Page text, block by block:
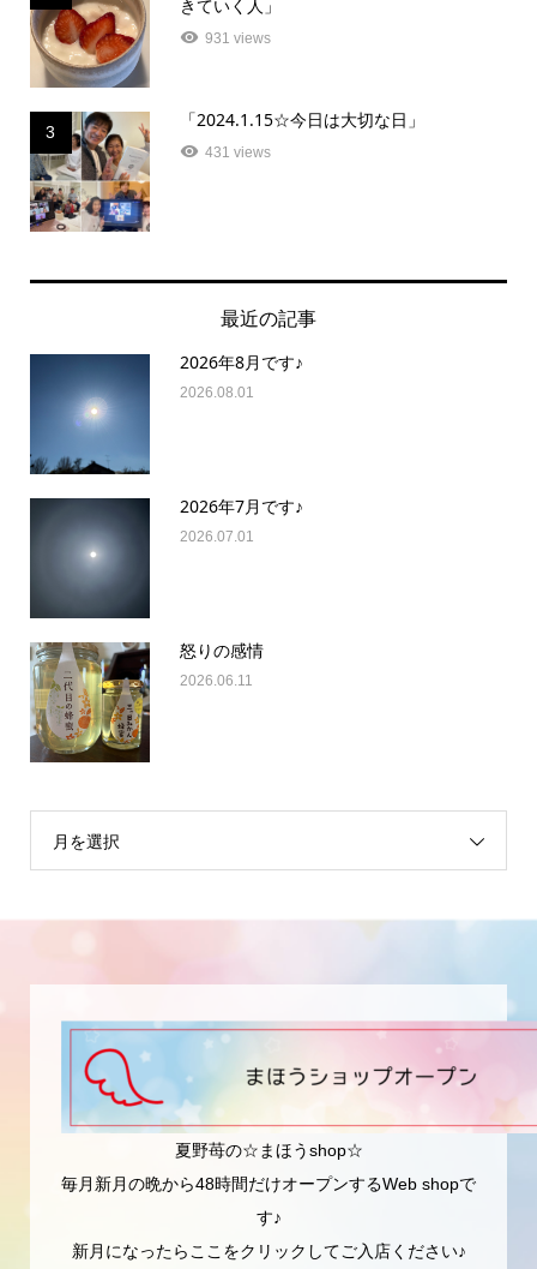
きていく人」
931 views
3
「2024.1.15☆今日は大切な日」
431 views
最近の記事
2026年8月です♪
2026.08.01
2026年7月です♪
2026.07.01
怒りの感情
2026.06.11
月を選択
夏野苺の☆まほうshop☆
毎月新月の晩から48時間だけオープンするWeb shopで
す♪
新月になったらここをクリックしてご入店ください♪